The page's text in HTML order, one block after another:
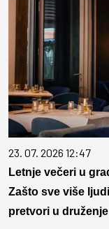
23. 07. 2026 12:47
Letnje večeri u
Zašto sve više
pretvori u druženje